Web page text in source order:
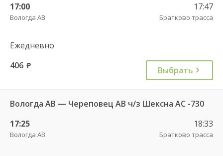
17:00
Вологда АВ
17:47
Братково трасса
Ежедневно
406 руб. Выбрать
Вологда АВ — Череповец АВ ч/з Шексна АC -730
17:25
Вологда АВ
18:33
Братково трасса